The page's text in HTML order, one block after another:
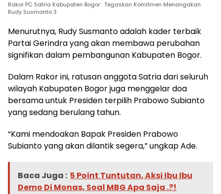
Rakor PC Satria Kabupaten Bogor : Tegaskan Komitmen Menangakan
Rudy Susmanto 3
Menurutnya, Rudy Susmanto adalah kader terbaik
Partai Gerindra yang akan membawa perubahan
signifikan dalam pembangunan Kabupaten Bogor.
Dalam Rakor ini, ratusan anggota Satria dari seluruh
wilayah Kabupaten Bogor juga menggelar doa
bersama untuk Presiden terpilih Prabowo Subianto
yang sedang berulang tahun.
“Kami mendoakan Bapak Presiden Prabowo
Subianto yang akan dilantik segera,” ungkap Ade.
Baca Juga : 5 Point Tuntutan, Aksi Ibu Ibu
Demo Di Monas, Soal MBG Apa Saja .?!